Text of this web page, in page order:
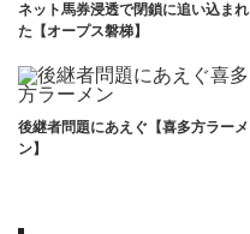
ネット馬券浸透で閉鎖に追い込まれ
た【オープス磐梯】
後継者問題にあえぐ【喜多方ラーメ
ン】